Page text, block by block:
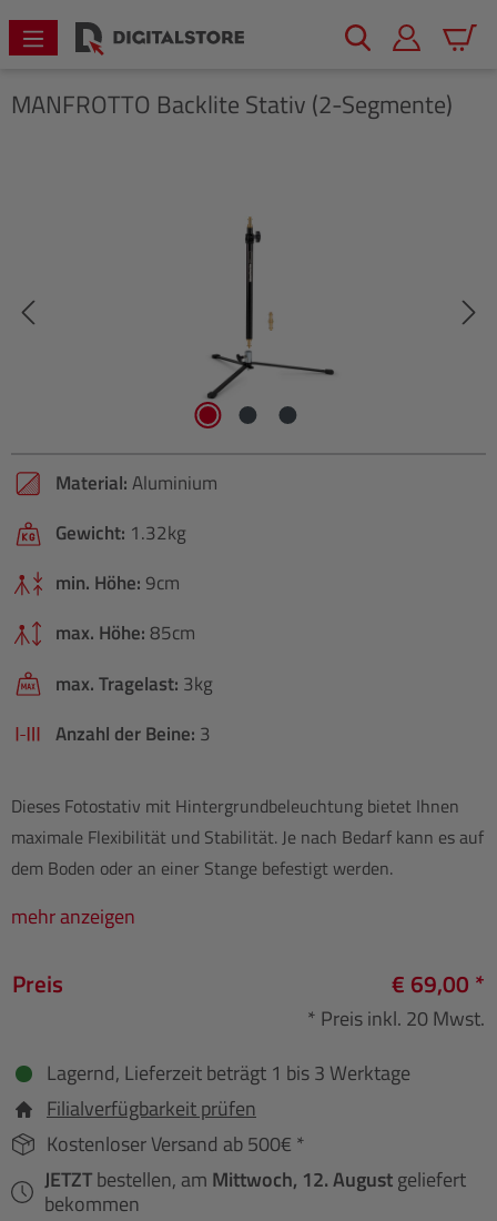
springen
MANFROTTO Backlite Stativ (2-Segmente)
Material:Aluminium
Gewicht: 1.32kg
min. Höhe: 9cm
max. Höhe:85cm
max. Tragelast: 3kg
Anzahl der Beine: 3
Dieses Fotostativ mit Hintergrundbeleuchtung bietet Ihnen
maximale Flexibilität und Stabilität. Je nach Bedarf kann es auf
dem Boden oder an einer Stange befestigt werden.
mehr anzeigen
Preis € 69,00 *
* Preis inkl. 20 Mwst.
Lagernd, Lieferzeit beträgt 1 bis 3 Werktage
Filialverfügbarkeit prüfen
Kostenloser Versand ab 500€ *
JETZTbestellen, am Mittwoch, 12. Augustgeliefert
bekommen